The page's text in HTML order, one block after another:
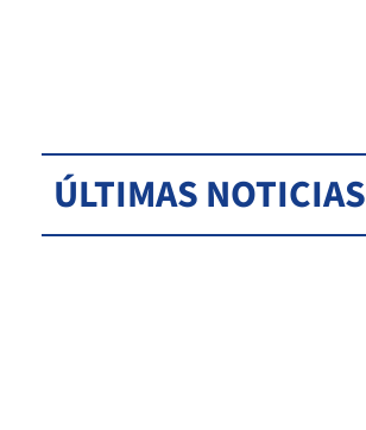
ÚLTIMAS NOTICIAS